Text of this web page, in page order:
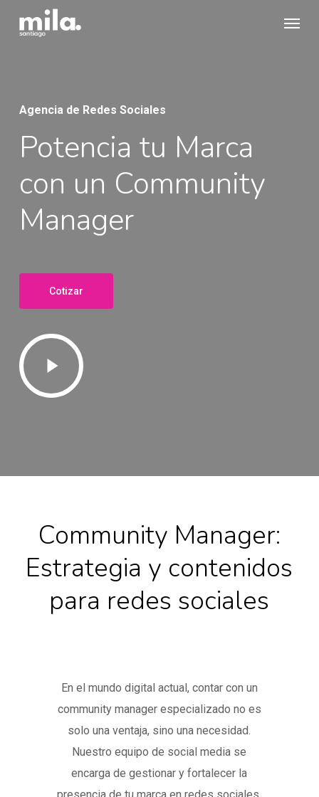
Agencia de Redes Sociales
Potencia tu Marca
con un Community
Manager
Cotizar
Play
Video
Community Manager:
Estrategia y contenidos
para redes sociales
En el mundo digital actual, contar con un
community manager especializado no es
solo una ventaja, sino una necesidad.
Nuestro equipo de social media se
encarga de gestionar y fortalecer la